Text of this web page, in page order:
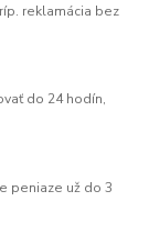
reklamácia bez
do 24 hodín,
peniaze už do 3